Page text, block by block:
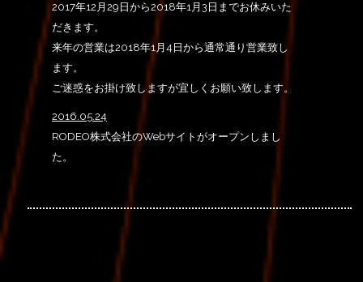
2017年12月29日から2018年1月3日までお休みいた
だきます。
来年の営業は2018年1月4日から通常通り営業致し
ます。
ご迷惑をお掛け致しますが宜しくお願い致します。
2016.05.24
RODEO株式会社のWebサイトがオープンしまし
た。